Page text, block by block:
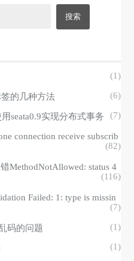
(1)
的几种方法 (6)
seata0.9实现分布式事务 (7)
connection receive subscrib
(82)
MethodNotAllowed: status 4
(116)
Failed: 1: type is missin
(7)
码的问题 (1)
(1)